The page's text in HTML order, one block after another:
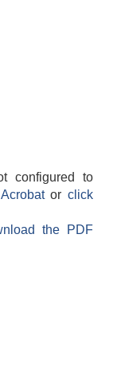
configured to
Acrobatorclick
the PDF